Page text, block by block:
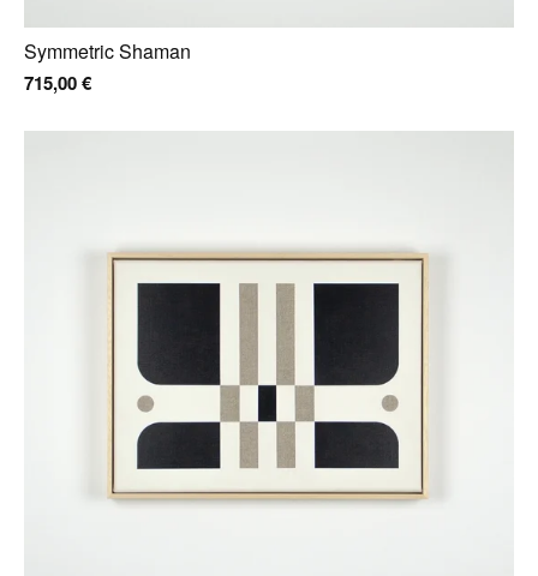
Symmetric Shaman
715,00€